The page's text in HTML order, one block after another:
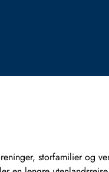
storfamilier og